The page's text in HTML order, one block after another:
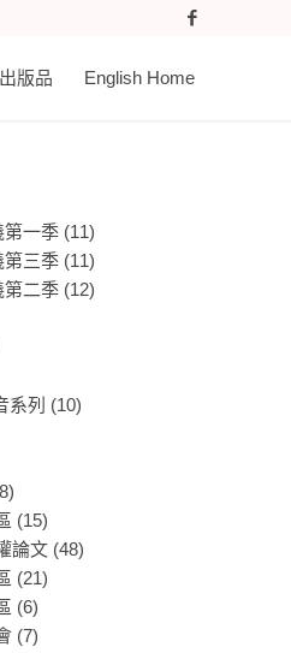
版品 English Home
第一季 (11)
第三季 (11)
第二季 (12)
系列 (10)
(15)
論文 (48)
(21)
(6)
(7)